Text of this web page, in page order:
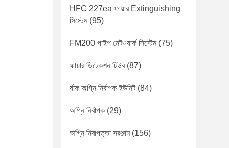
HFC 227ea ফায়ার Extinguishing
সিস্টেম(95)
FM200 পাইপ নেটওয়ার্ক সিস্টেম(75)
ফায়ার ডিটেকশন টিউব(87)
র্যাক অগ্নি নির্বাপক ইউনিট(84)
অগ্নি নির্বাপক (29)
অগ্নি নিরাপত্তা সরঞ্জাম(156)